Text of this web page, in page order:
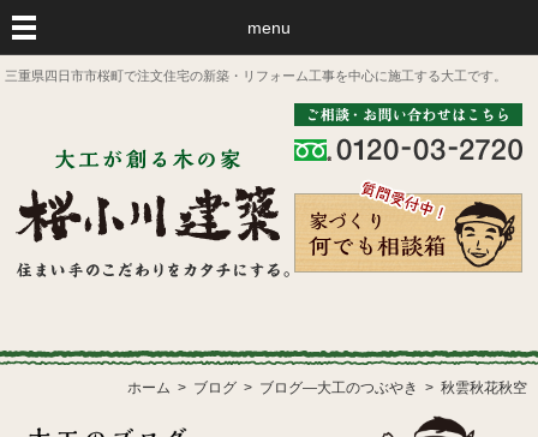
menu
三重県四日市市桜町で注文住宅の新築・リフォーム工事を中心に施工する大工です。
ホーム ブログ ブログ―大工のつぶやき 秋雲秋花秋空